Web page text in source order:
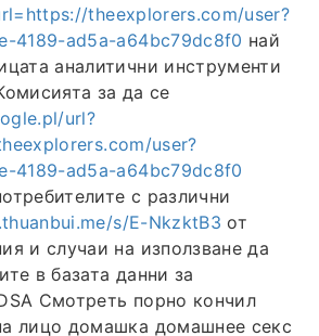
theexplorers.com/user?
4189-ad5a-a64bc79dc8f0 най
аналитични инструменти
за да се
url?
user?
4189-ad5a-a64bc79dc8f0
с различни
s/E-NkzktB3 от
и случаи на използване да
в базата данни за
Смотреть порно кончил
лицо домашка домашнее секс